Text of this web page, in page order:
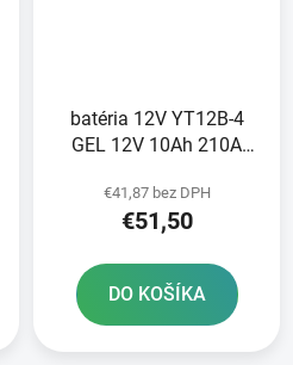
batéria 12V YT12B-4
GEL 12V 10Ah 210A
technológia 150x69x130
FULBAT aktivovaná vo
€41,87 bez DPH
€51,50
DO KOŠÍKA